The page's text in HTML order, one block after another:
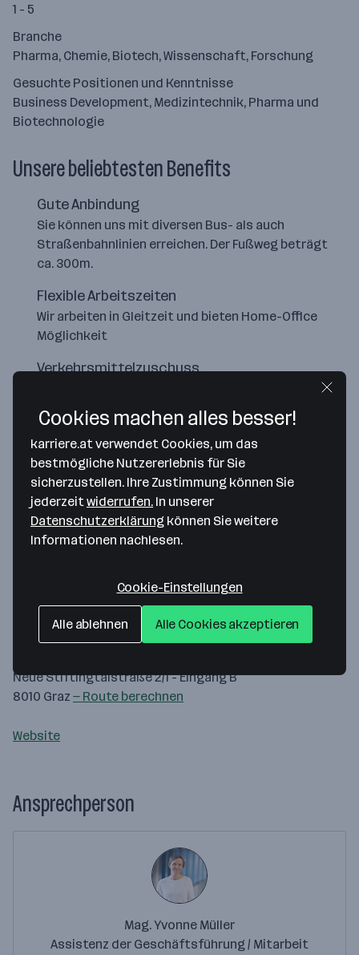
1 - 5
Branche
Pharma, Chemie, Biotech, Wissenschaft, Forschung
Gesuchte Positionen und Kenntnisse
Business Development, Medizintechnik, Pharma und
Biotechnologie
Unsere beliebtesten Benefits
Gute Anbindung
Sie können uns mit diversen Bus- als auch
Straßenbahnlinien erreichen. Der Fußweg beträgt
ca. 300m.
Flexible Arbeitszeiten
Wir arbeiten in Gleitzeit und bieten Home-Office
Möglichkeit
Verkehrsmittelzuschuss
Jobticket!
Map data ©2026 Google
Human.technology Styria GmbH
Neue Stiftingtalstraße 2/1 - Eingang B
8010 Graz — Route berechnen
Website
Ansprechperson
Mag. Yvonne Müller
Assistenz der Geschäftsführung / Mitarbeit
Cookies machen alles besser!
karriere.at verwendet Cookies, um das
bestmögliche Nutzererlebnis für Sie
sicherzustellen. Ihre Zustimmung können Sie
jederzeitwiderrufen. In unserer
Datenschutzerklärung können Sie weitere
Informationen nachlesen.
Cookie-Einstellungen
Alle ablehnen Alle Cookies akzeptieren